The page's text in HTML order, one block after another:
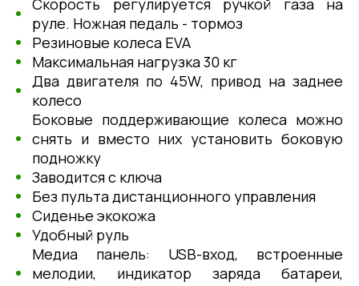
Скорость регулируется ручкой газа на
руле. Ножная педаль - тормоз
Резиновые колеса EVA
Максимальная нагрузка 30 кг
Два двигателя по 45W, привод на заднее
колесо
Боковые поддерживающие колеса можно
снять и вместо них установить боковую
подножку
Заводится c ключа
Без пульта дистанционного управления
Сиденье экокожа
Удобный руль
Медиа панель: USВ-вход, встроенные
мелодии, индикатор заряда батареи,